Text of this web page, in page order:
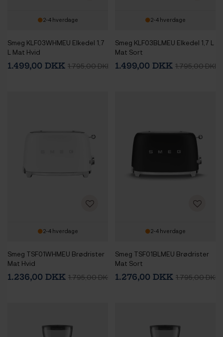
2-4 hverdage
Smeg KLF03WHMEU Elkedel 1,7
L Mat Hvid
1.499,00 DKK 1.795,00 DKK
2-4 hverdage
Smeg KLF03BLMEU Elkedel 1,7 L
Mat Sort
1.499,00 DKK 1.795,00 DKK
2-4 hverdage
Smeg TSF01WHMEU Brødrister
Mat Hvid
1.236,00 DKK 1.795,00 DKK
2-4 hverdage
Smeg TSF01BLMEU Brødrister
Mat Sort
1.276,00 DKK 1.795,00 DKK